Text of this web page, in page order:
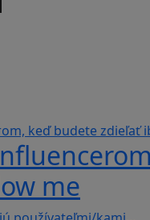
me